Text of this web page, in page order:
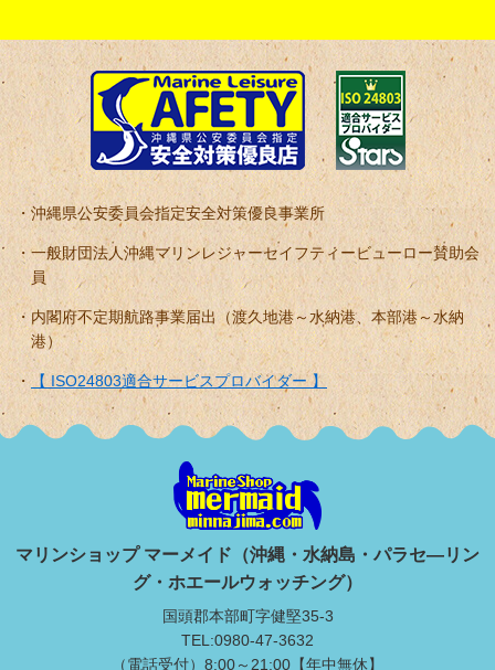
沖縄県公安委員会指定安全対策優良事業所
一般財団法人沖縄マリンレジャーセイフティービューロー賛助会
員
内閣府不定期航路事業届出（渡久地港～水納港、本部港～水納
港）
【 ISO24803適合サービスプロバイダー 】
マリンショップ マーメイド（沖縄・水納島・パラセ―リン
グ・ホエールウォッチング）
国頭郡本部町字健堅35-3
TEL:0980-47-3632
（電話受付）8:00～21:00【年中無休】